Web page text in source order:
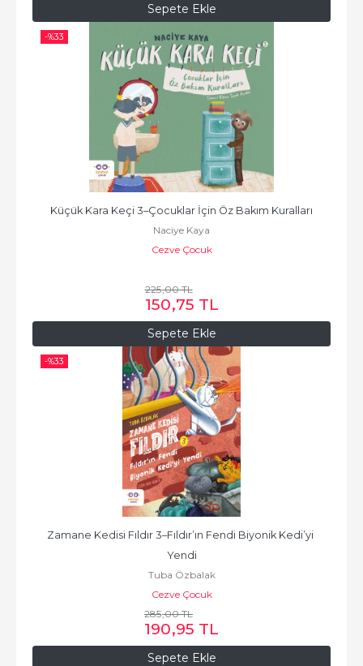
Sepete Ekle
-%33
Sepete Ekle
Küçük Kara Keçi 3–Çocuklar İçin Öz Bakım Kuralları
Naciye Kaya
Cezve Çocuk
225,00TL
150,75 TL
-%33
Sepete Ekle
Zamane Kedisi Fıldır 3–Fıldır’ın Fendi Biyonik Kedi’yi
Yendi
Tuba Özbalak
Cezve Çocuk
285,00TL
190,95 TL